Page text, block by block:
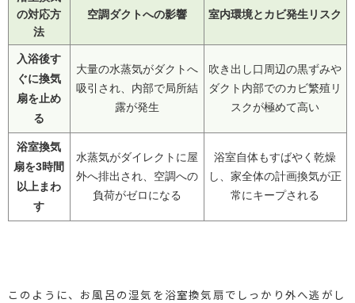
の対応方
法
空調ダクトへの影響 室内環境とカビ発生リスク
入浴後す
ぐに換気
扇を止め
る
大量の水蒸気がダクトへ
吸引され、内部で局所結
露が発生
吹き出し口周辺の黒ずみや
ダクト内部でのカビ繁殖リ
スクが極めて高い
浴室換気
扇を3時間
以上まわ
す
水蒸気がダイレクトに屋
外へ排出され、空調への
負荷がゼロになる
浴室自体もすばやく乾燥
し、家全体の計画換気が正
常にキープされる
このように、お風呂の湿気を浴室換気扇でしっかり外へ逃がし